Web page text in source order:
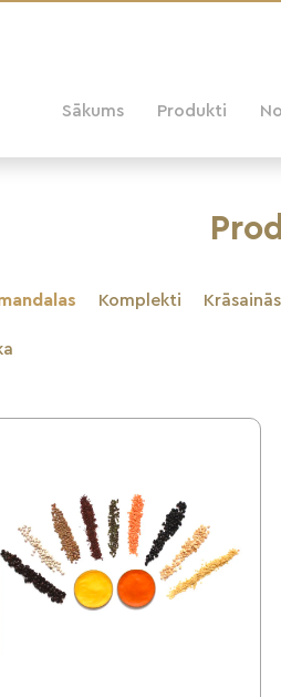
Sākums Produkti
Komplekti